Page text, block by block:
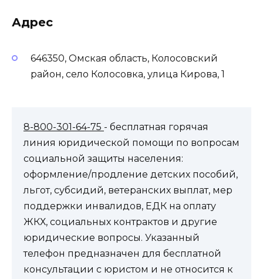
Адрес
646350, Омская область, Колосовский
район, село Колосовка, улица Кирова, 1
8-800-301-64-75 - бесплатная горячая
линия юридической помощи по вопросам
социальной защиты населения:
оформление/продление детских пособий,
льгот, субсидий, ветеранских выплат, мер
поддержки инвалидов, ЕДК на оплату
ЖКХ, социальных контрактов и другие
юридические вопросы. Указанный
телефон предназначен для бесплатной
консультации с юристом и не относится к